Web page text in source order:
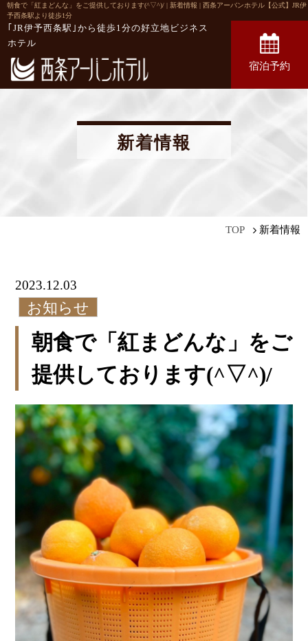
朝食で「紅まどんな」をご提供しております(^▽^)/ | 新着情報 | 西条アーバンホテル【公式】JR伊
予西条駅より徒歩1分
｢JR伊予西条駅｣から徒歩1分の好立地ビジネス
ホテル
宿泊予約
新着情報
TOP 新着情報
2023.12.03
お知らせ
朝食で「紅まどんな」をご
提供しております(^▽^)/